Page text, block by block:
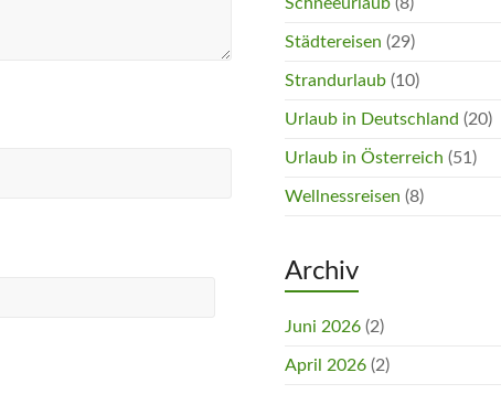
Städtereisen (29)
Strandurlaub (10)
Urlaub in Deutschland (20)
Urlaub in Österreich (51)
Wellnessreisen (8)
Archiv
Juni 2026 (2)
April 2026 (2)